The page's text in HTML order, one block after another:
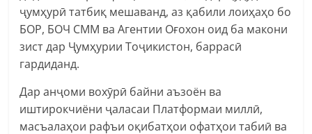
ҷумҳурӣ татбиқ мешаванд, аз қабили лоиҳаҳо бо
БОР, БОЧ СММ ва Агентии Оғохон оид ба макони
зист дар Ҷумҳурии Тоҷикистон, баррасӣ
гардиданд.
Дар анҷоми вохӯрӣ байни аъзоён ва
иштирокчиёни ҷаласаи Платформаи миллӣ,
масъалаҳои рафъи оқибатҳои офатҳои табиӣ ва